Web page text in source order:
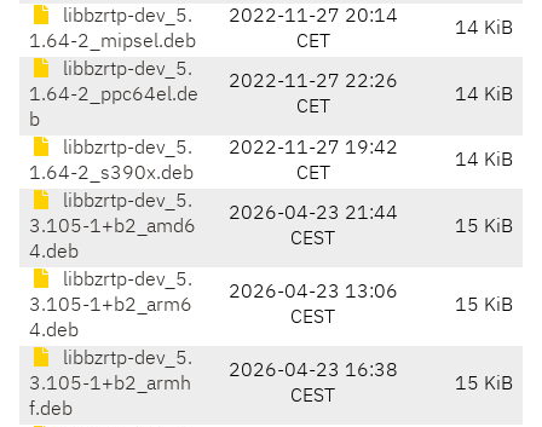
libbzrtp-dev_5.
1.64-2_mipsel.deb
2022-11-27 20:14
CET
14 KiB
libbzrtp-dev_5.
1.64-2_ppc64el.de
b
2022-11-27 22:26
CET
14 KiB
libbzrtp-dev_5.
1.64-2_s390x.deb
2022-11-27 19:42
CET
14 KiB
libbzrtp-dev_5.
3.105-1+b2_amd6
4.deb
2026-04-23 21:44
CEST
15 KiB
libbzrtp-dev_5.
3.105-1+b2_arm6
4.deb
2026-04-23 13:06
CEST
15 KiB
libbzrtp-dev_5.
3.105-1+b2_armh
f.deb
2026-04-23 16:38
CEST
15 KiB